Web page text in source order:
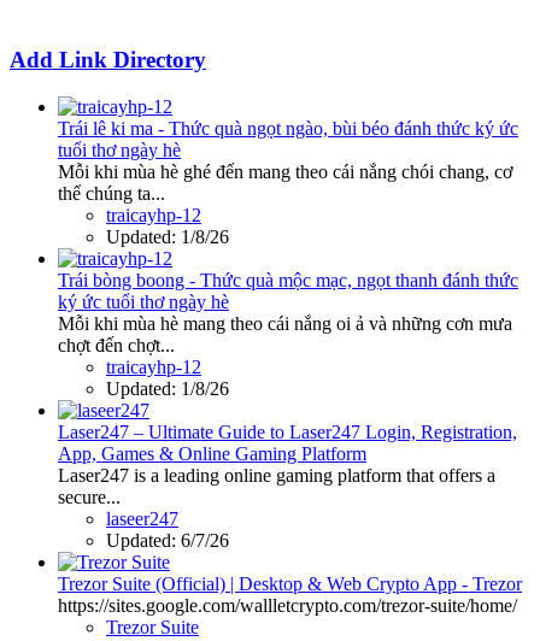
Add Link Directory
Trái lê ki ma - Thức quà ngọt ngào, bùi béo đánh thức ký ức
tuổi thơ ngày hè
Mỗi khi mùa hè ghé đến mang theo cái nắng chói chang, cơ
thể chúng ta...
traicayhp-12
Updated: 1/8/26
Trái bòng boong - Thức quà mộc mạc, ngọt thanh đánh thức
ký ức tuổi thơ ngày hè
Mỗi khi mùa hè mang theo cái nắng oi ả và những cơn mưa
chợt đến chợt...
traicayhp-12
Updated: 1/8/26
Laser247 – Ultimate Guide to Laser247 Login, Registration,
App, Games & Online Gaming Platform
Laser247 is a leading online gaming platform that offers a
secure...
laseer247
Updated: 6/7/26
Trezor Suite (Official) | Desktop & Web Crypto App - Trezor
https://sites.google.com/wallletcrypto.com/trezor-suite/home/
Trezor Suite